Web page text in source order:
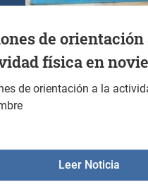
de orientación
física en
de orientación a la
Leer Noticia